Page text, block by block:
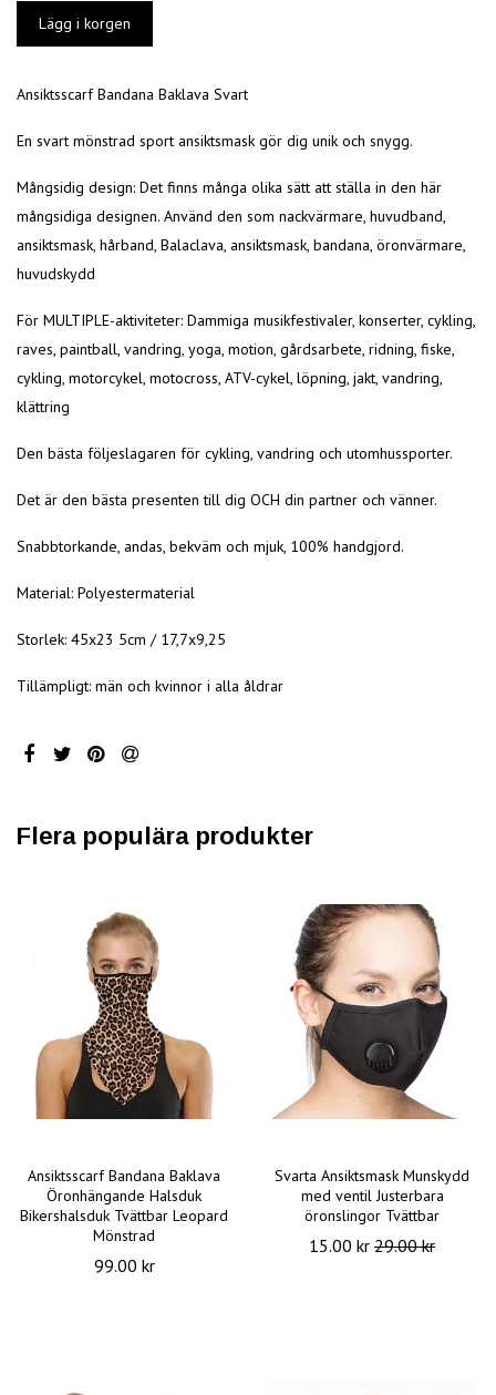
Ansiktsscarf Bandana Baklava Svart
En svart mönstrad sport ansiktsmask gör dig unik och snygg.
Mångsidig design: Det finns många olika sätt att ställa in den här
mångsidiga designen. Använd den som nackvärmare, huvudband,
ansiktsmask, hårband, Balaclava, ansiktsmask, bandana, öronvärmare,
huvudskydd
För MULTIPLE-aktiviteter: Dammiga musikfestivaler, konserter, cykling,
raves, paintball, vandring, yoga, motion, gårdsarbete, ridning, fiske,
cykling, motorcykel, motocross, ATV-cykel, löpning, jakt, vandring,
klättring
Den bästa följeslagaren för cykling, vandring och utomhussporter.
Det är den bästa presenten till dig OCH din partner och vänner.
Snabbtorkande, andas, bekväm och mjuk, 100% handgjord.
Material: Polyestermaterial
Storlek: 45x23 5cm / 17,7x9,25
Tillämpligt: män och kvinnor i alla åldrar
Flera populära produkter
Ansiktsscarf Bandana Baklava
Öronhängande Halsduk
Bikershalsduk Tvättbar Leopard
Mönstrad
99.00 kr
Svarta Ansiktsmask Munskydd
med ventil Justerbara
öronslingor Tvättbar
15.00 kr 29.00 kr